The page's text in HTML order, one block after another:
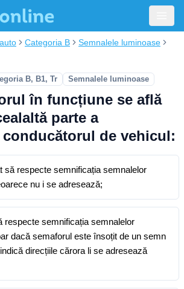
Categoria B
Semnalele luminoase
B, B1, Tr Semnalele luminoase
în funcțiune se află
parte a
de vehicul:
să respecte semnificația semnalelor
nu i se adresează;
respecte semnificația semnalelor
dacă semaforul este însoțit de un semn
direcțiile cărora li se adresează